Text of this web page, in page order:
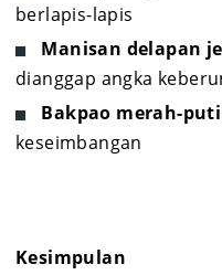
berlapis-lapis
Manisan delapan
dianggap angka
Bakpao merah-
keseimbangan
Kesimpulan